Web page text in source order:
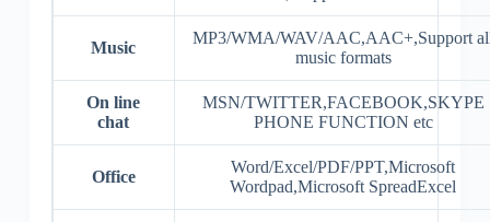
Music
MP3/WMA/WAV/AAC,AAC+,Support
music formats
On line
chat
MSN/TWITTER,FACEBOOK,SKYPE
PHONE FUNCTION etc
Office
Word/Excel/PDF/PPT,Microsoft
Wordpad,Microsoft SpreadExcel